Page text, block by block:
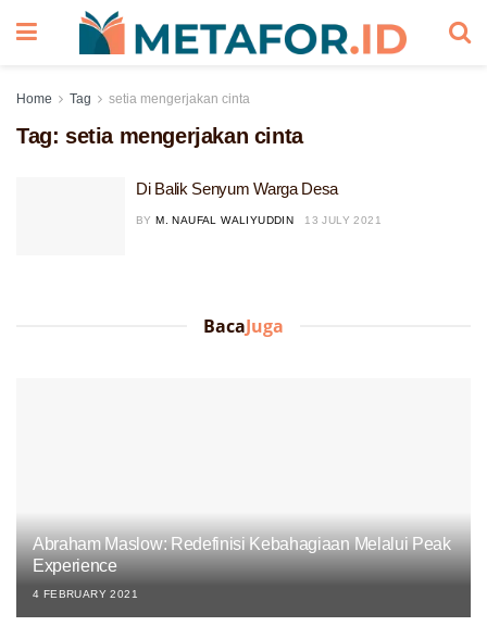
Home Tag setia mengerjakan cinta
Tag: setia mengerjakan cinta
Di Balik Senyum Warga Desa
BY M. NAUFAL WALIYUDDIN 13 JULY 2021
BacaJuga
Abraham Maslow: Redefinisi Kebahagiaan Melalui Peak
Experience
4 FEBRUARY 2021